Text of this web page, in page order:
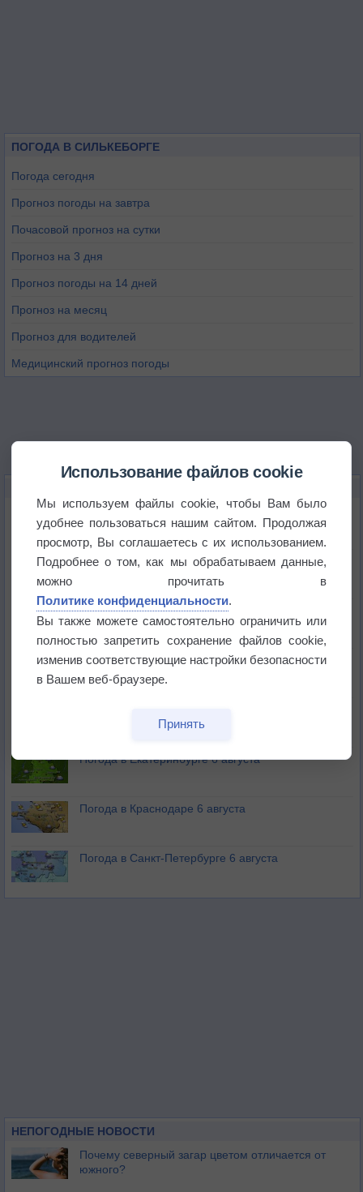
ПОГОДА В СИЛЬКЕБОРГЕ
Погода сегодня
Прогноз погоды на завтра
Почасовой прогноз на сутки
Прогноз на 3 дня
Прогноз погоды на 14 дней
Прогноз на месяц
Прогноз для водителей
Медицинский прогноз погоды
Космическая погода влияет на транспорт
Приложение построит маршрут через тень
Атмосфера начала замерзать
В Приморье обнаружены морские волны тепла
Погода в Екатеринбурге 6 августа
Погода в Краснодаре 6 августа
Погода в Санкт-Петербурге 6 августа
НЕПОГОДНЫЕ НОВОСТИ
Почему северный загар цветом отличается от
южного?
Использование файлов cookie
Мы используем файлы cookie, чтобы Вам было
удобнее пользоваться нашим сайтом. Продолжая
просмотр, Вы соглашаетесь с их использованием.
Подробнее о том, как мы обрабатываем данные,
можно прочитать в
Политике конфиденциальности.
Вы также можете самостоятельно ограничить или
полностью запретить сохранение файлов cookie,
изменив соответствующие настройки безопасности
в Вашем веб-браузере.
Принять